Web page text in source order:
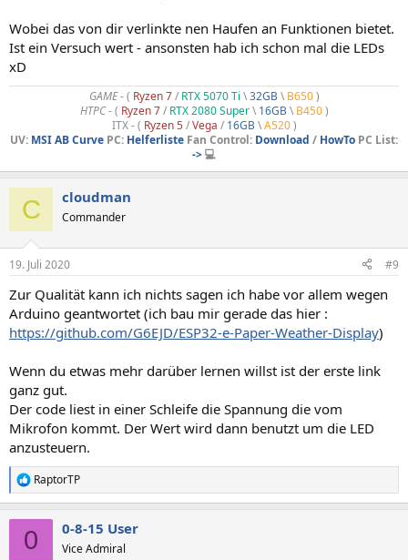
Wobei das von dir verlinkte nen Haufen an Funktionen bietet.
Ist ein Versuch wert - ansonsten hab ich schon mal die LEDs
xD
GAME- ( Ryzen 7/ RTX 5070 Ti \32GB\ B650)
HTPC -( Ryzen 7/ RTX 2080 Super\ 16GB\ B450)
ITX - ( Ryzen 5/Vega / 16GB\A520)
UV: MSI AB Curve PC: Helferliste Fan Control: Download / HowTo PC List:
->💻
C cloudman
Commander
19. Juli 2020 #9
Zur Qualität kann ich nichts sagen ich habe vor allem wegen
Arduino geantwortet (ich bau mir gerade das hier :
https://github.com/G6EJD/ESP32-e-Paper-Weather-Display)
Wenn du etwas mehr darüber lernen willst ist der erste link
ganz gut.
Der code liest in einer Schleife die Spannung die vom
Mikrofon kommt. Der Wert wird dann benutzt um die LED
anzusteuern.
R
e
RaptorTP
0 0-8-15 User
Vice Admiral